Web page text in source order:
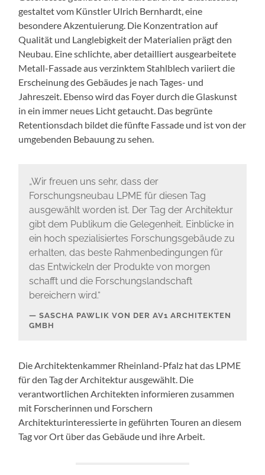
gestaltet vom Künstler Ulrich Bernhardt, eine
besondere Akzentuierung. Die Konzentration auf
Qualität und Langlebigkeit der Materialien prägt den
Neubau. Eine schlichte, aber detailliert ausgearbeitete
Metall-Fassade aus verzinktem Stahlblech variiert die
Erscheinung des Gebäudes je nach Tages- und
Jahreszeit. Ebenso wird das Foyer durch die Glaskunst
in ein immer neues Licht getaucht. Das begrünte
Retentionsdach bildet die fünfte Fassade und ist von der
umgebenden Bebauung zu sehen.
„Wir freuen uns sehr, dass der
Forschungsneubau LPME für diesen Tag
ausgewählt worden ist. Der Tag der Architektur
gibt dem Publikum die Gelegenheit, Einblicke in
ein hoch spezialisiertes Forschungsgebäude zu
erhalten, das beste Rahmenbedingungen für
das Entwickeln der Produkte von morgen
schafft und die Forschungslandschaft
bereichern wird.“
SASCHA PAWLIK VON DER AV1 ARCHITEKTEN
GMBH
Die Architektenkammer Rheinland-Pfalz hat das LPME
für den Tag der Architektur ausgewählt. Die
verantwortlichen Architekten informieren zusammen
mit Forscherinnen und Forschern
Architekturinteressierte in geführten Touren an diesem
Tag vor Ort über das Gebäude und ihre Arbeit.